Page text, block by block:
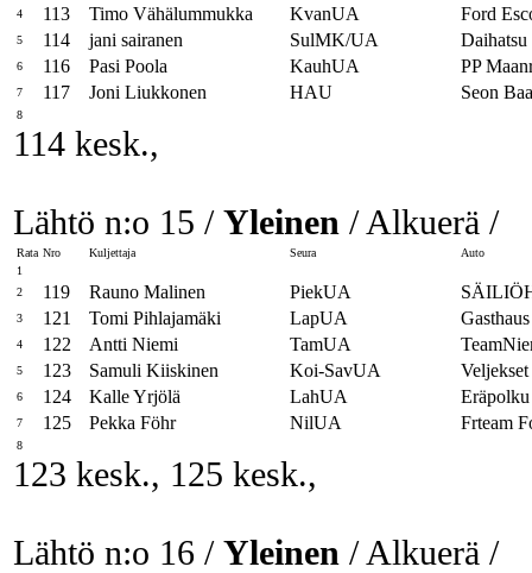
4 113 Timo Vähälummukka KvanUA Ford
5 114 jani sairanen SulMK/UA Daihatsu
6 116 Pasi Poola KauhUA PP
7 117 Joni Liukkonen HAU Seon
8
114 kesk.,
Lähtö n:o 15 / Yleinen / Alkuerä /
Rata Nro Kuljettaja Seura
Auto
1
2
119 Rauno Malinen PiekUA
3 121 Tomi Pihlajamäki LapUA
4 122 Antti Niemi TamUA
5 123 Samuli Kiiskinen Koi-SavUA
6 124 Kalle Yrjölä LahUA
7 125 Pekka Föhr NilUA Frteam
8
123 kesk., 125 kesk.,
Lähtö n:o 16 / Yleinen / Alkuerä /